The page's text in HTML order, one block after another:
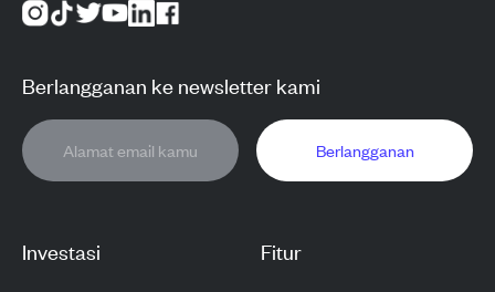
Investasi Fitur
Berlangganan ke newsletter kami
Berlangganan